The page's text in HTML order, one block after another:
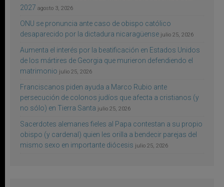
2027 agosto 3, 2026
ONU se pronuncia ante caso de obispo católico
desaparecido por la dictadura nicaragüense julio 25, 2026
Aumenta el interés por la beatificación en Estados Unidos
de los mártires de Georgia que murieron defendiendo el
matrimonio julio 25, 2026
Franciscanos piden ayuda a Marco Rubio ante
persecución de colonos judíos que afecta a cristianos (y
no sólo) en Tierra Santa julio 25, 2026
Sacerdotes alemanes fieles al Papa contestan a su propio
obispo (y cardenal) quien les orilla a bendecir parejas del
mismo sexo en importante diócesis julio 25, 2026